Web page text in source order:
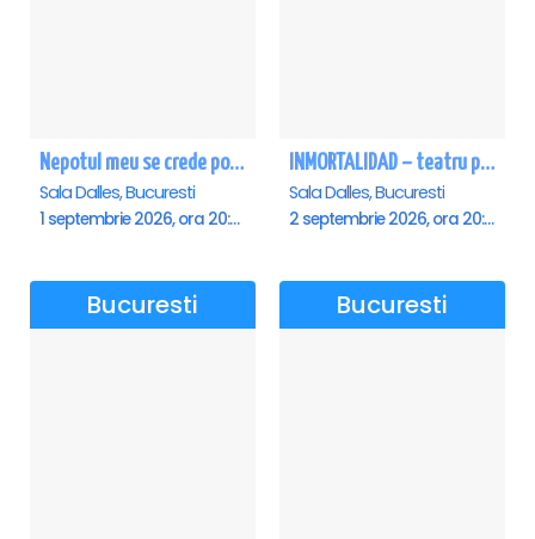
Nepotul meu se crede poet - Sala Dalles
Sala Dalles, Bucuresti
1 septembrie 2026, ora 20:00
INMORTALIDAD – teatru poetic cu Magda Catone & Maxim Belciug
Sala Dalles, Bucuresti
2 septembrie 2026, ora 20:00
Bucuresti Bucuresti